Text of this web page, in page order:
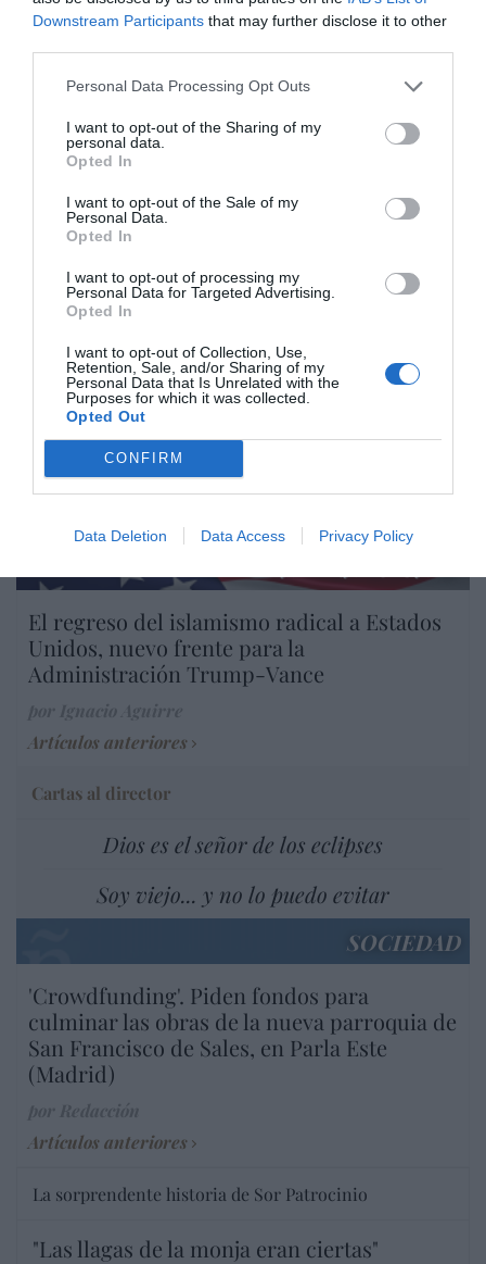
Downstream Participants that may further disclose it to other
Personal Data Processing Opt Outs
I want to opt-out of the Sharing of my
personal data.
Opted In
I want to opt-out of the Sale of my
Personal Data.
Opted In
I want to opt-out of processing my
Personal Data for Targeted Advertising.
Opted In
I want to opt-out of Collection, Use,
Retention, Sale, and/or Sharing of my
Personal Data that Is Unrelated with the
Purposes for which it was collected.
Opted Out
CONFIRM
Data Deletion Data Access Privacy Policy
Ceuta es España. Tenemos un
Gobierno en connivencia con
Marruecos”: acusa una ceutí
AL CIERRE DEL MERCADO
Rentabilidad: la asignatura pendiente de
Unicaja
Artículos anteriores
“La recién estrenada CE no está a la altura
para liderar los cambios que necesita
Europa”
El regreso del islamismo radical a Estados
Unidos, nuevo frente para la
Administración Trump-Vance
Artículos anteriores
Cartas al director
Dios es el señor de los eclipses
Soy viejo... y no lo puedo evitar
SOCIEDAD
'Crowdfunding'. Piden fondos para
culminar las obras de la nueva parroquia de
San Francisco de Sales, en Parla Este
(Madrid)
Artículos anteriores
La sorprendente historia de Sor Patrocinio
"Las llagas de la monja eran ciertas"